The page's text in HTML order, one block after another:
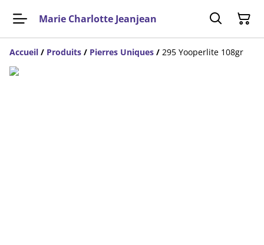
Marie Charlotte Jeanjean
Accueil / Produits / Pierres Uniques / 295 Yooperlite 108gr